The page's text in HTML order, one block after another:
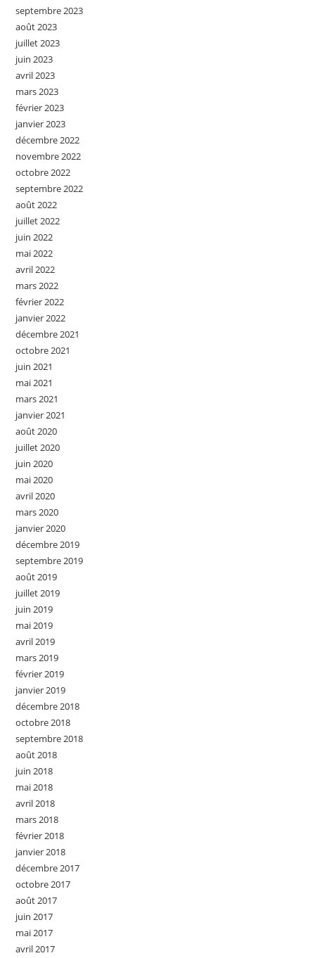
septembre 2023
août 2023
juillet 2023
juin 2023
avril 2023
mars 2023
février 2023
janvier 2023
décembre 2022
novembre 2022
octobre 2022
septembre 2022
août 2022
juillet 2022
juin 2022
mai 2022
avril 2022
mars 2022
février 2022
janvier 2022
décembre 2021
octobre 2021
juin 2021
mai 2021
mars 2021
janvier 2021
août 2020
juillet 2020
juin 2020
mai 2020
avril 2020
mars 2020
janvier 2020
décembre 2019
septembre 2019
août 2019
juillet 2019
juin 2019
mai 2019
avril 2019
mars 2019
février 2019
janvier 2019
décembre 2018
octobre 2018
septembre 2018
août 2018
juin 2018
mai 2018
avril 2018
mars 2018
février 2018
janvier 2018
décembre 2017
octobre 2017
août 2017
juin 2017
mai 2017
avril 2017